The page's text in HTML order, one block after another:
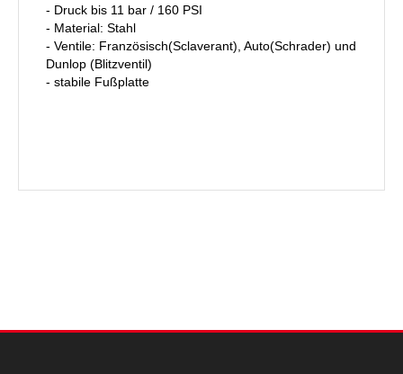
- Druck bis 11 bar / 160 PSI
- Material: Stahl
- Ventile: Französisch(Sclaverant), Auto(Schrader) und
Dunlop (Blitzventil)
- stabile Fußplatte